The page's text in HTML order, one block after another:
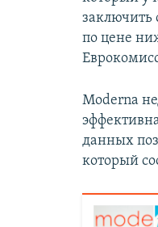
заключить
по цене
Moderna
данных
который